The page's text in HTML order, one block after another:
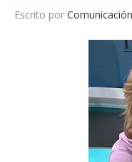
Escrito por